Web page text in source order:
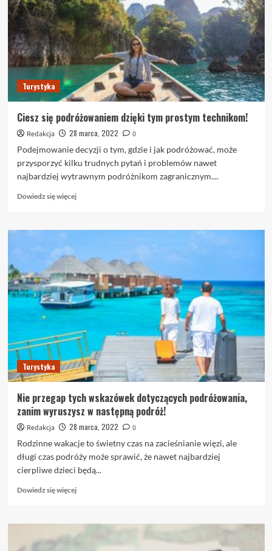
podróżowania,
które
łatwo
zrozumieć
Turystyka
Ciesz się podróżowaniem dzięki tym prostym technikom!
Redakcja 28 marca, 2022
0
Podejmowanie decyzji o tym, gdzie i jak podróżować, może
przysporzyć kilku trudnych pytań i problemów nawet
najbardziej wytrawnym podróżnikom zagranicznym....
Dowiedz się więcejDowiedz
o
podróżowaniem
dzięki
tym
prostym
technikom!
Turystyka
Nie przegap tych wskazówek dotyczących podróżowania,
zanim wyruszysz w następną podróż!
Redakcja 28 marca, 2022
0
Rodzinne wakacje to świetny czas na zacieśnianie więzi, ale
długi czas podróży może sprawić, że nawet najbardziej
cierpliwe dzieci będą...
Dowiedz się więcejDowiedz
o
Nie
przegap